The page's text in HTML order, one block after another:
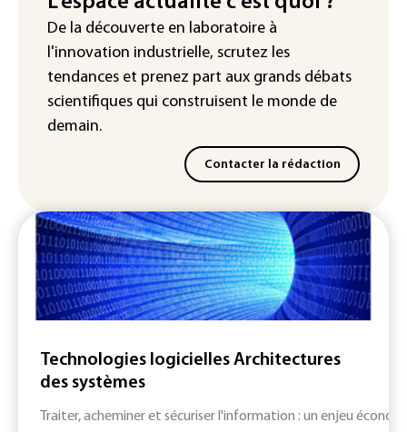
solaire
De la découverte en laboratoire à
l'innovation industrielle, scrutez les
tendances et prenez part aux grands débats
scientifiques qui construisent le monde de
demain.
Contacter la rédaction
Technologies logicielles Architectures
des systèmes
Traiter, acheminer et sécuriser l'information : un enjeu